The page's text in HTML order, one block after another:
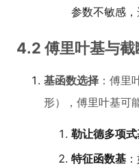
参数不敏感，
4.2 傅里叶基与
基函数选择 ：傅里
形），傅里叶基可
勒让德多项
特征函数基